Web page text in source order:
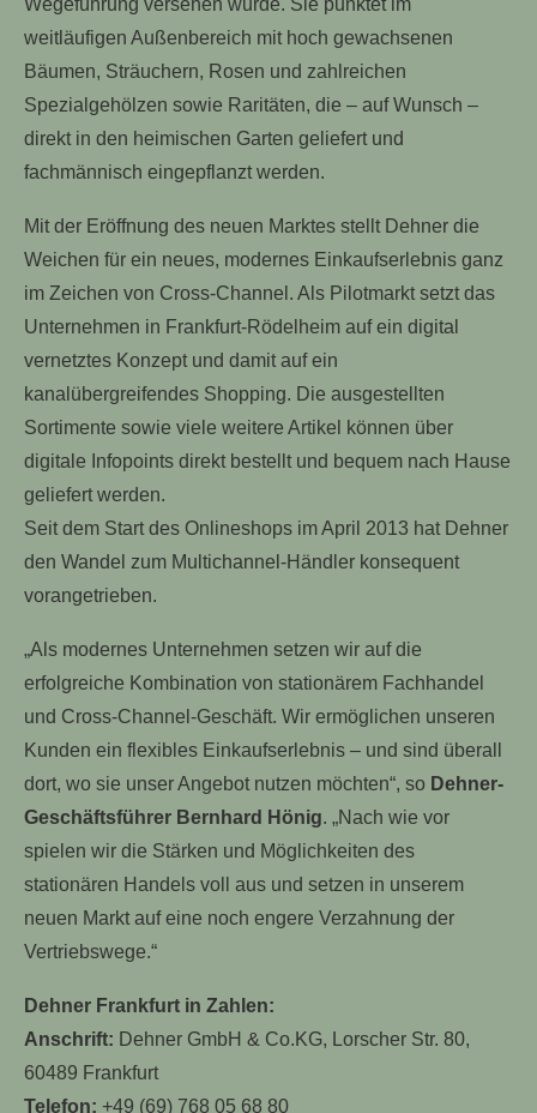
Wegeführung versehen wurde. Sie punktet im
weitläufigen Außenbereich mit hoch gewachsenen
Bäumen, Sträuchern, Rosen und zahlreichen
Spezialgehölzen sowie Raritäten, die – auf Wunsch –
direkt in den heimischen Garten geliefert und
fachmännisch eingepflanzt werden.
Mit der Eröffnung des neuen Marktes stellt Dehner die
Weichen für ein neues, modernes Einkaufserlebnis ganz
im Zeichen von Cross-Channel. Als Pilotmarkt setzt das
Unternehmen in Frankfurt-Rödelheim auf ein digital
vernetztes Konzept und damit auf ein
kanalübergreifendes Shopping. Die ausgestellten
Sortimente sowie viele weitere Artikel können über
digitale Infopoints direkt bestellt und bequem nach Hause
geliefert werden.
Seit dem Start des Onlineshops im April 2013 hat Dehner
den Wandel zum Multichannel-Händler konsequent
vorangetrieben.
„Als modernes Unternehmen setzen wir auf die
erfolgreiche Kombination von stationärem Fachhandel
und Cross-Channel-Geschäft. Wir ermöglichen unseren
Kunden ein flexibles Einkaufserlebnis – und sind überall
dort, wo sie unser Angebot nutzen möchten“, so Dehner-
Geschäftsführer Bernhard Hönig. „Nach wie vor
spielen wir die Stärken und Möglichkeiten des
stationären Handels voll aus und setzen in unserem
neuen Markt auf eine noch engere Verzahnung der
Vertriebswege.“
Dehner Frankfurt in Zahlen:
Anschrift: Dehner GmbH & Co.KG, Lorscher Str. 80,
60489 Frankfurt
Telefon: +49 (69) 768 05 68 80